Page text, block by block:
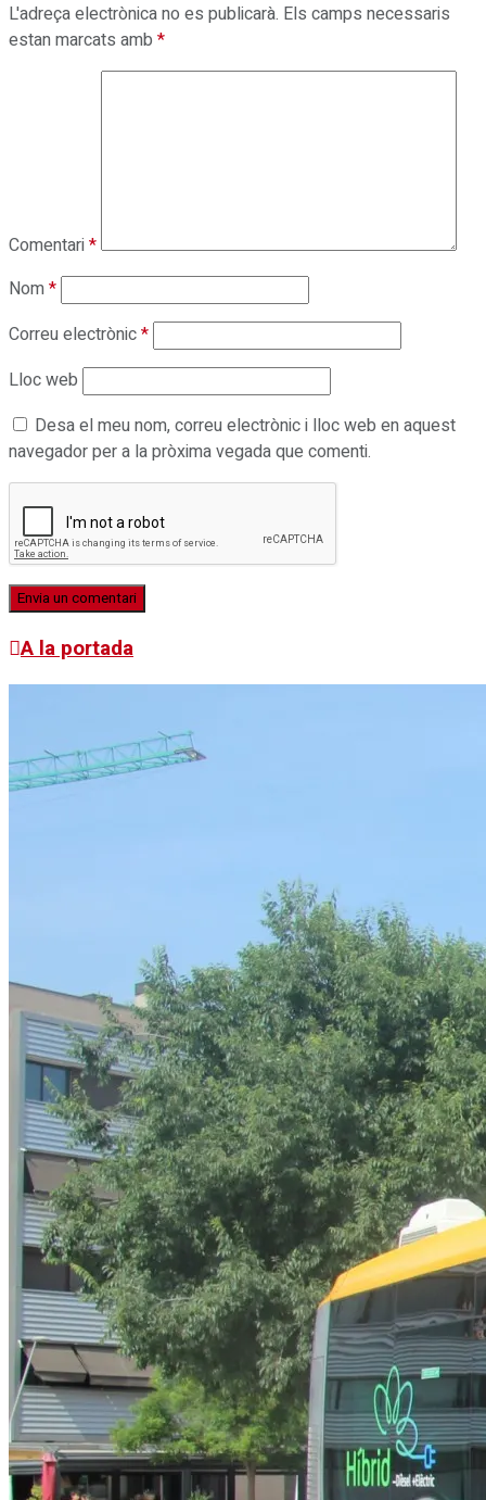
L'adreça electrònica no es publicarà. Els camps necessaris
estan marcats amb *
Comentari*
Nom*
Correu electrònic*
Lloc web
Desa el meu nom, correu electrònic i lloc web en aquest
navegador per a la pròxima vegada que comenti.
A la portada